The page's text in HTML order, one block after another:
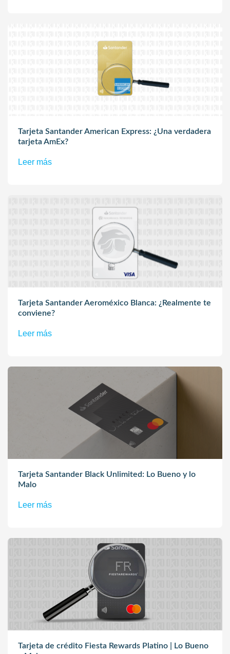
Tarjeta Santander American Express: ¿Una verdadera
tarjeta AmEx?
Leer más
Tarjeta Santander Aeroméxico Blanca: ¿Realmente te
conviene?
Leer más
Tarjeta Santander Black Unlimited: Lo Bueno y lo
Malo
Leer más
Tarjeta de crédito Fiesta Rewards Platino | Lo Bueno